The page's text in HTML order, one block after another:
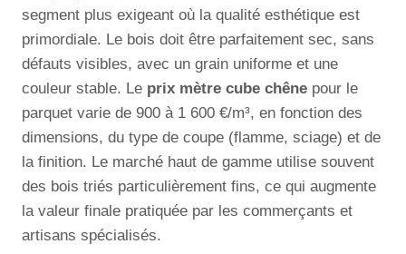
segment plus exigeant où la qualité esthétique est
primordiale. Le bois doit être parfaitement sec, sans
défauts visibles, avec un grain uniforme et une
couleur stable. Le prix mètre cube chêne pour le
parquet varie de 900 à 1 600 €/m³, en fonction des
dimensions, du type de coupe (flamme, sciage) et de
la finition. Le marché haut de gamme utilise souvent
des bois triés particulièrement fins, ce qui augmente
la valeur finale pratiquée par les commerçants et
artisans spécialisés.